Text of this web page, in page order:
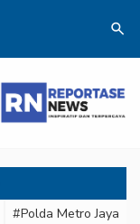
search
#Polda Metro Jaya